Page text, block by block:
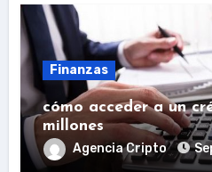
Finanzas
cómo acceder a un
millones
Agencia Cripto